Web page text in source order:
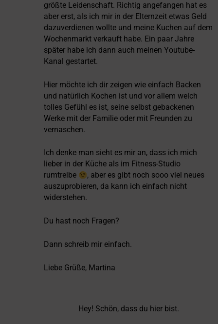
größte Leidenschaft. Richtig angefangen hat es
aber erst, als ich mir in der Elternzeit etwas Geld
dazuverdienen wollte und meine Kuchen auf dem
Wochenmarkt verkauft habe. Ein paar Jahre
später habe ich dann auch meinen Youtube-
Kanal gestartet.
Hier möchte ich dir zeigen wie einfach Backen
und natürlich Kochen ist und vor allem welch
tolles Gefühl es ist, seine selbst gebackenen
Werke mit der Familie oder mit Freunden zu
vernaschen.
Ich denke man sieht es mir an, dass ich mich
lieber in der Küche als im Fitness-Studio
rumtreibe
, aber es gibt noch sooo viel neues
auszuprobieren, da kann ich einfach nicht
widerstehen.
Du hast noch Fragen?
Dann schreib mir einfach.
Liebe Grüße, Martina
Hey! Schön, dass du hier bist.